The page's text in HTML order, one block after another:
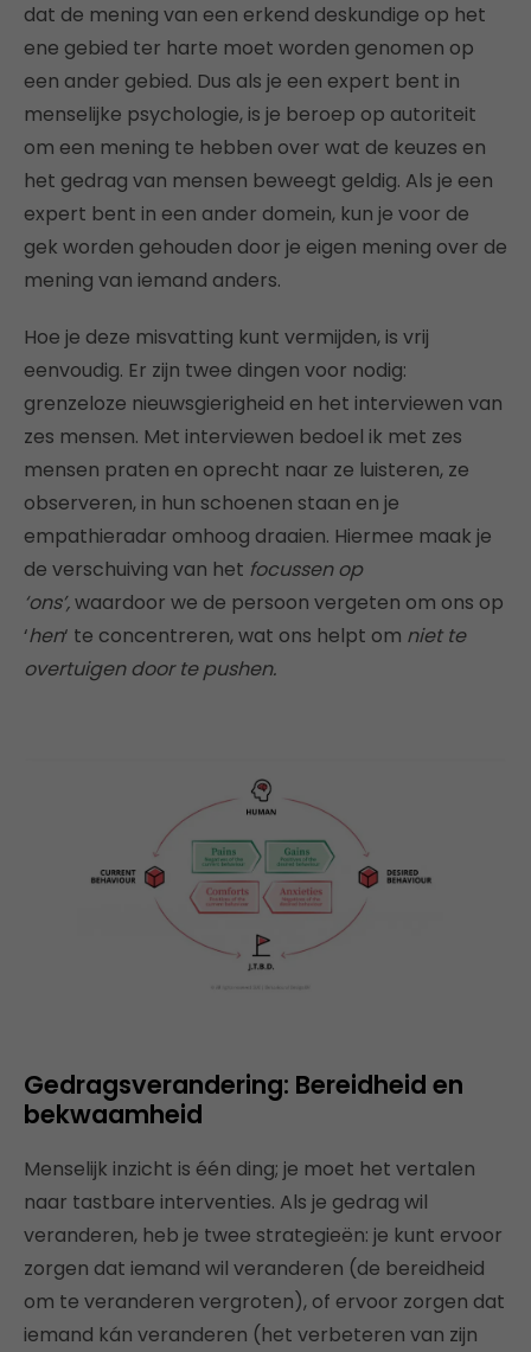
dat de mening van een erkend deskundige op het
ene gebied ter harte moet worden genomen op
een ander gebied. Dus als je een expert bent in
menselijke psychologie, is je beroep op autoriteit
om een mening te hebben over wat de keuzes en
het gedrag van mensen beweegt geldig. Als je een
expert bent in een ander domein, kun je voor de
gek worden gehouden door je eigen mening over de
mening van iemand anders.
Hoe je deze misvatting kunt vermijden, is vrij
eenvoudig. Er zijn twee dingen voor nodig:
grenzeloze nieuwsgierigheid en het interviewen van
zes mensen. Met interviewen bedoel ik met zes
mensen praten en oprecht naar ze luisteren, ze
observeren, in hun schoenen staan en je
empathieradar omhoog draaien. Hiermee maak je
de verschuiving van het focussen op
‘ons’,waardoor we de persoon vergeten om ons op
‘hen‘ te concentreren, wat ons helpt om niet te
overtuigen door te pushen.
Gedragsverandering: Bereidheid en
bekwaamheid
Menselijk inzicht is één ding; je moet het vertalen
naar tastbare interventies. Als je gedrag wil
veranderen, heb je twee strategieën: je kunt ervoor
zorgen dat iemand wil veranderen (de bereidheid
om te veranderen vergroten), of ervoor zorgen dat
iemand kán veranderen (het verbeteren van zijn